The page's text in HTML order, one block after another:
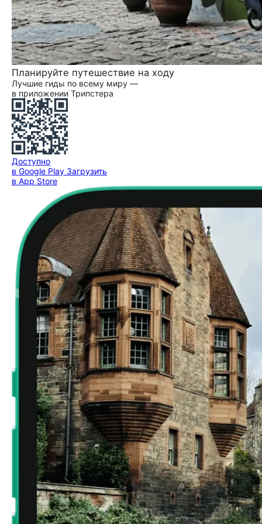
Планируйте путешествие на ходу
Лучшие гиды по всему миру —
в приложении Трипстера
Доступно
в Google Play Загрузить
в App Store